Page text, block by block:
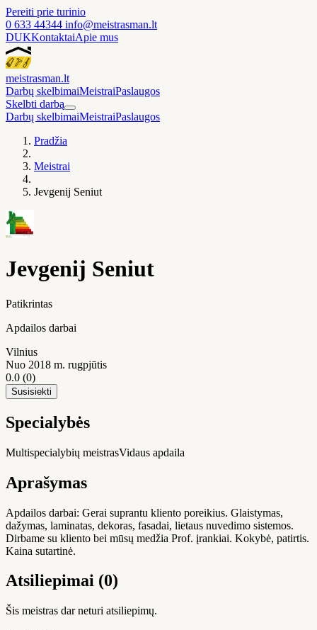
Pereiti prie turinio
0 633 44344 info@meistrasman.lt
DUKKontaktaiApie mus
meistrasman.lt
Darbų skelbimaiMeistraiPaslaugos
Skelbti darbą
Darbų skelbimaiMeistraiPaslaugos
Pradžia
Meistrai
Jevgenij Seniut
Jevgenij Seniut
Patikrintas
Apdailos darbai
Vilnius
Nuo 2018 m. rugpjūtis
0.0 (0)
Susisiekti
Specialybės
Multispecialybių meistrasVidaus apdaila
Aprašymas
Apdailos darbai: Gerai suprantu kliento poreikius. Glaistymas,
dažymas, laminatas, dekoras, fasadai, lietaus nuvedimo sistemos.
Dirbame su kliento bei mūsų medžia Prof. įrankiai. Kokybė, patirtis.
Kaina sutartinė.
Atsiliepimai (0)
Šis meistras dar neturi atsiliepimų.